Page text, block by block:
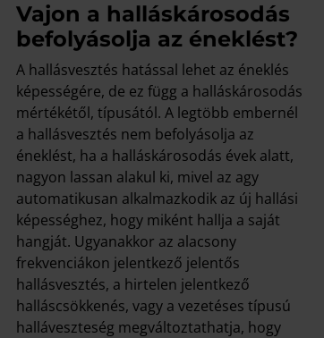
Vajon a halláskárosodás
befolyásolja az éneklést?
A hallásvesztés hatással lehet az éneklés
képességére, de ez függ a halláskárosodás
mértékétől, típusától. A legtöbb embernél
a hallásvesztés nem befolyásolja az
éneklést, ha a halláskárosodás évek alatt,
nagyon lassan alakul ki, mivel az agy
automatikusan alkalmazkodik az új hallási
képességhez, hogy miként hallja a saját
hangját. Ugyanakkor az alacsony
frekvenciákon jelentkező jelentős
hallásvesztés, a hirtelen jelentkező
halláscsökkenés, vagy a vezetéses típusú
halláveszteség megváltoztathatja, hogy